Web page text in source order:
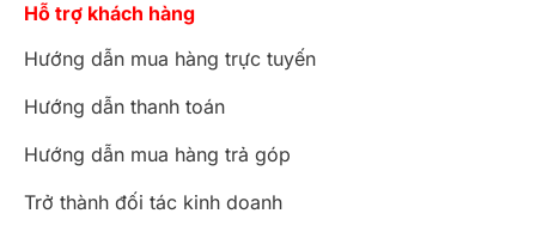
Hỗ trợ khách hàng
Hướng dẫn mua hàng trực tuyến
Hướng dẫn thanh toán
Hướng dẫn mua hàng trả góp
Trở thành đối tác kinh doanh